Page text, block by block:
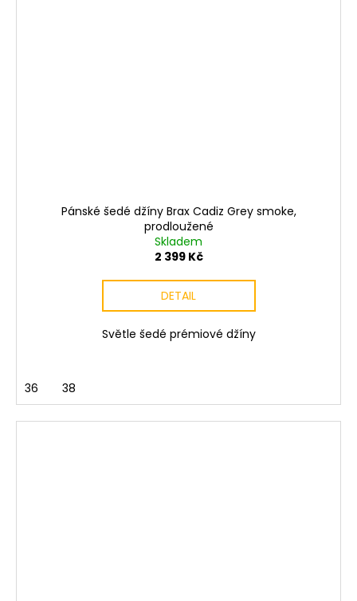
Pánské šedé džíny Brax Cadiz Grey smoke,
prodloužené
Skladem
2 399 Kč
DETAIL
Světle šedé prémiové džíny
36 38